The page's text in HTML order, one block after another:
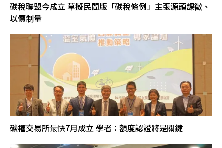
碳稅聯盟今成立 草擬民間版「碳稅條例」主張源頭課徵、
以價制量
碳權交易所最快7月成立 學者：額度認證將是關鍵